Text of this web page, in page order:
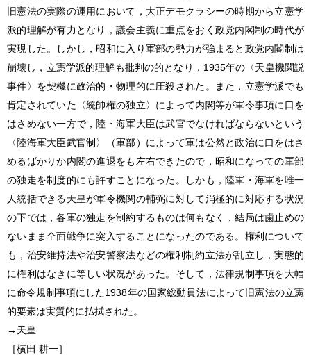
旧憲法の実際の運用において，大正デモクラシーの時期から立憲学
派的理解が有力となり，議会主義に重点をおく政党内閣制の時代が
実現した。しかし，昭和に入り軍部の勢力が強まると政党内閣制は
崩壊し，立憲学派的理解も批判の的となり，1935年の〈天皇機関説
事件〉を契機に政治的・物理的に圧殺された。また，立憲学派でも
肯定されていた〈統帥権の独立〉によって内閣等が軍令事項に口を
はさめない一方で，陸・海軍大臣は武官でなければならないという
〈陸海軍大臣武官制〉（軍部）によって軍は公然と政治に口をはさ
めるばかりか内閣の進退をも左右できたので，昭和になっての軍部
の独走を制度的にも許すことになった。しかも，陸軍・海軍を唯一
人統括できる天皇が軍令機関の輔弼に対して消極的に対応する状況
の下では，各軍の独走を制約するものは何もなく，結局は歯止めの
ないまま全面戦争に突入することになったのである。権利について
も，治安維持法や治安警察法などの権利制約立法が乱立し，実態的
に権利はなきに等しい状況があった。そして，法律規制事項を大幅
に命令規制事項にした1938年の国家総動員法によって旧憲法の立憲
的要素は実質的に払拭された。
→天皇
［横田 耕一］